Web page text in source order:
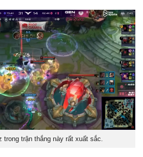
trong trận thắng này rất xuất sắc.